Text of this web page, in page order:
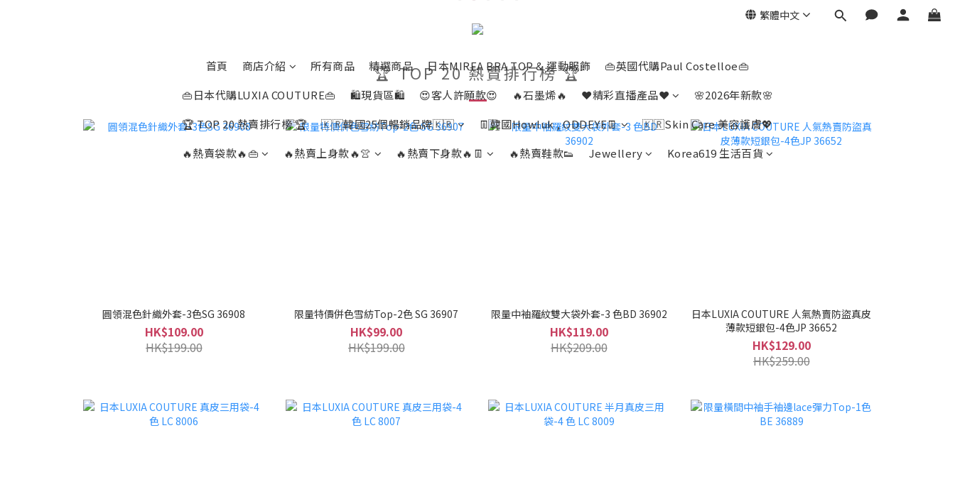
繁體中文
首頁 商店介紹 所有商品 精選商品 日本MIREA BRA TOP & 運動服飾
👜英國代購Paul Costelloe👜
👜日本代購LUXIA COUTURE👜
🛍️現貨區🛍️ 😍客人許願款😍 🔥石墨烯🔥 ❤️精彩直播產品❤️
🌸2026年新款🌸
🏆 TOP 20 熱賣排行榜 🏆
🇰🇷韓國25個暢銷品牌🇰🇷 👖韓國Howluk , ODDEYE👖
🇰🇷Skin Care 美容護膚💖
🔥熱賣袋款🔥👜
🔥熱賣上身款🔥👚 🔥熱賣下身款🔥👖 🔥熱賣鞋款👟 Jewellery Korea619 生活百貨
🏆 TOP 20 熱賣排行榜 🏆
圓領混色針織外套-3色SG 36908
HK$109.00
HK$199.00
限量特價併色雪紡Top-2色 SG 36907
HK$99.00
HK$199.00
限量中袖羅紋雙大袋外套-3 色BD 36902
HK$119.00
HK$209.00
日本LUXIA COUTURE 人氣熱賣防盜真皮
薄款短銀包-4色JP 36652
HK$129.00
HK$259.00